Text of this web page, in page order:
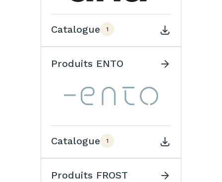
Catalogue 1
Produits ENTO
Catalogue 1
Produits FROST